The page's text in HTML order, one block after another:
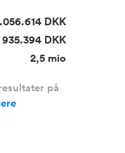
DKK
935.394 DKK
2,5 mio
på